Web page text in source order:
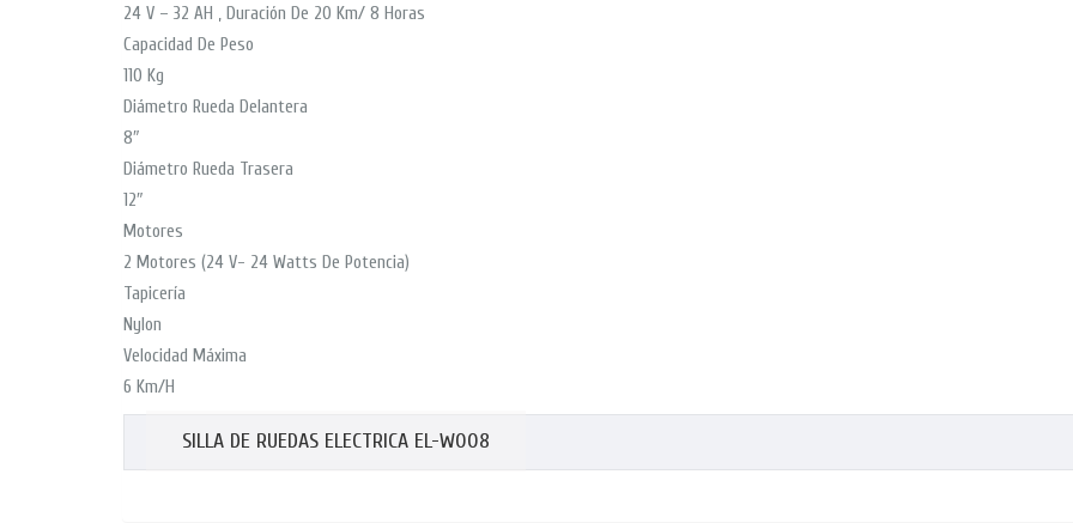
24 V – 32 AH , Duración De 20 Km/ 8 Horas
Capacidad De Peso
110 Kg
Diámetro Rueda Delantera
8″
Diámetro Rueda Trasera
12″
Motores
2 Motores (24 V- 24 Watts De Potencia)
Tapicería
Nylon
Velocidad Máxima
6 Km/H
SILLA DE RUEDAS ELECTRICA EL-W008